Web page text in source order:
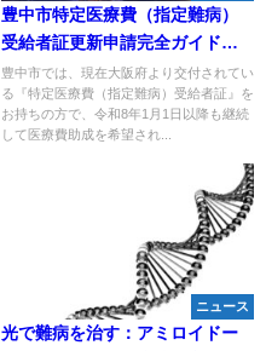
豊中市特定医療費（指定難病）
受給者証更新申請完全ガイド｜
申請期間・手続き方法
豊中市では、現在大阪府より交付されてい
る『特定医療費（指定難病）受給者証』を
お持ちの方で、令和8年1月1日以降も継続
して医療費助成を希望され...
ニュース
光で難病を治す：アミロイドー